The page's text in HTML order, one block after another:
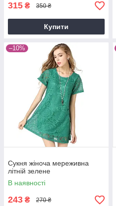
315 ₴ 350 ₴
Купити
–10%
Сукня жіноча мереживна
літній зелене
В наявності
243 ₴ 270 ₴